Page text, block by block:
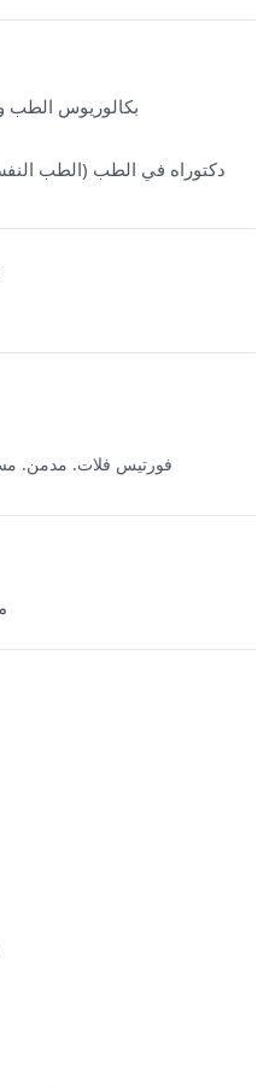
بكالوريوس الطب
دكتوراه في الطب (الطب
فورتيس فلات. مدمن.